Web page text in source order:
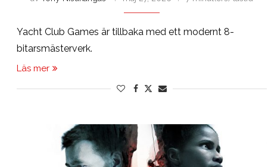
Yacht Club Games är tillbaka med ett modernt 8-
bitarsmästerverk.
Läs mer